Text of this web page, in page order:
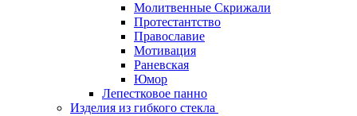
Молитвенные Скрижали
Протестантство
Православие
Мотивация
Раневская
Юмор
Лепестковое панно
Изделия из гибкого стекла